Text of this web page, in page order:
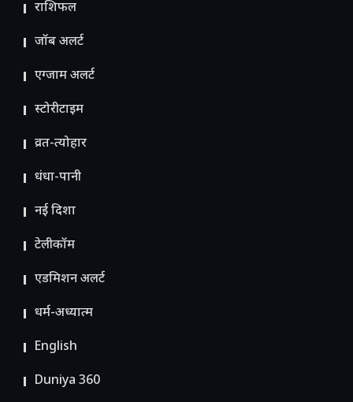
राशिफल
जॉब अलर्ट
एग्जाम अलर्ट
स्टोरीटाइम
व्रत-त्योहार
धंधा-पानी
नई दिशा
टेलीकॉम
ए​डमिशन अलर्ट
धर्म-अध्यात्म
English
Duniya 360